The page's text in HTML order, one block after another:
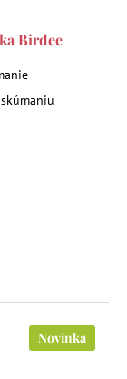
Birdee
Novinka